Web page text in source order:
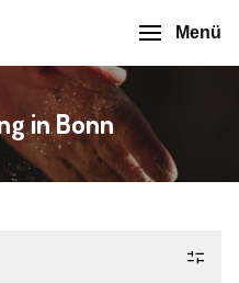
Menü
in Bonn